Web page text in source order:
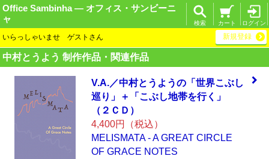
Office Sambinha ― オフィス・サンビーニ
ャ
ログイン
カート
検索
いらっしゃいませ ゲストさん 新規登録
中村とうよう 制作作品・関連作品
V.A.／中村とうよ うの「世界こぶし
巡り」＋「こぶし地帯を行く」
（２ ＣＤ）
4,400円（税込）
MELISMATA - A GREAT CIRCLE
OF GRACE NOTES